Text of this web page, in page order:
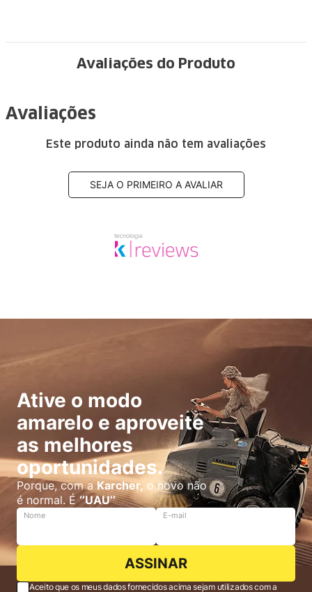
Avaliações do Produto
Avaliações
Este produto ainda não tem avaliações
SEJA O PRIMEIRO A AVALIAR
Ative o modo
amarelo e aproveite
as melhores
oportunidades.
Porque, com aKarcher, o novo não
é normal. É‘’UAU’’
Nome E-mail
ASSINAR
Aceito que os meus dados fornecidos acima sejam utilizados com a